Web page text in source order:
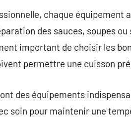
chaque équipement
des sauces, soupes
important de choisir les
permettre une cuisson
des équipements
soin pour maintenir une